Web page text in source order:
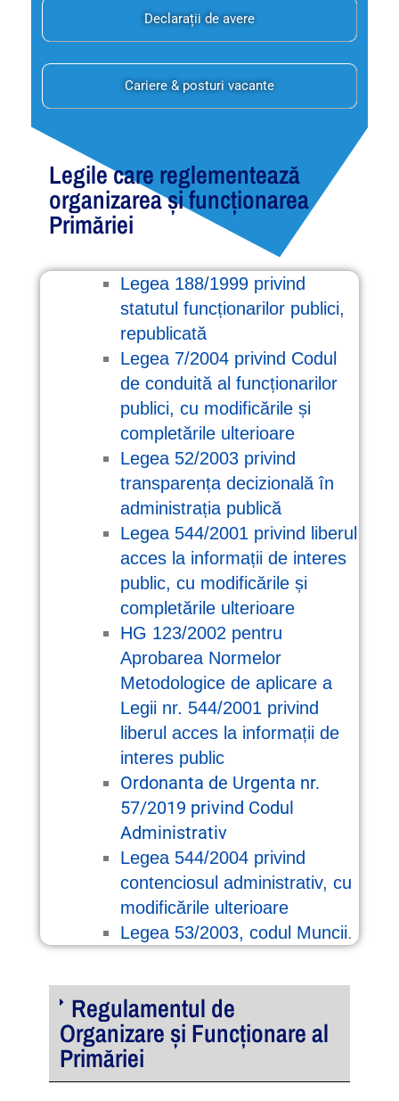
Declarații de avere
Cariere & posturi vacante
Legile care reglementează
organizarea și funcționarea
Primăriei
Legea 188/1999 privind
statutul funcționarilor publici,
republicată
Legea 7/2004 privind Codul
de conduită al funcționarilor
publici, cu modificările și
completările ulterioare
Legea 52/2003 privind
transparența decizională în
administrația publică
Legea 544/2001 privind liberul
acces la informații de interes
public, cu modificările și
completările ulterioare
HG 123/2002 pentru
Aprobarea Normelor
Metodologice de aplicare a
Legii nr. 544/2001 privind
liberul acces la informații de
interes public
Ordonanta de Urgenta nr.
57/2019 privind Codul
Administrativ
Legea 544/2004 privind
contenciosul administrativ, cu
modificările ulterioare
Legea 53/2003, codul Muncii.
Regulamentul de
Organizare și Funcționare al
Primăriei